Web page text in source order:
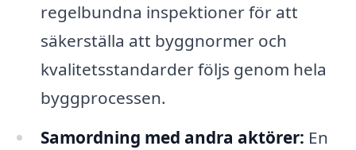
regelbundna inspektioner för att
säkerställa att byggnormer och
kvalitetsstandarder följs genom hela
byggprocessen.
Samordning med andra aktörer: En